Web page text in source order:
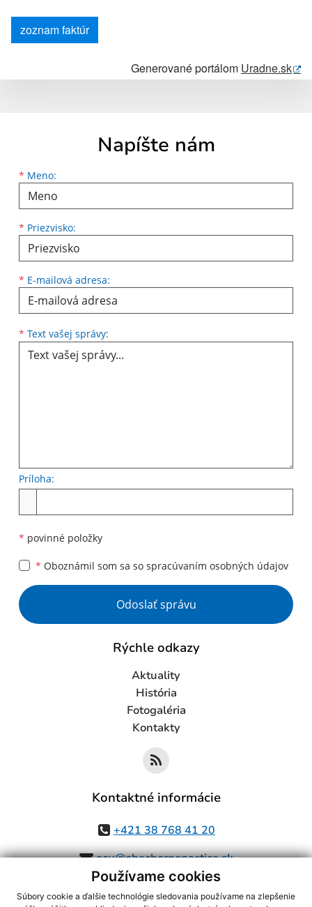
Používame cookies
Súbory cookie a ďalšie technológie sledovania používame na zlepšenie
zoznam faktúr
Generované portálom Uradne.sk
Napíšte nám
* Meno:
Meno
* Priezvisko:
Priezvisko
* E-mailová adresa:
E-mailová adresa
* Text vašej správy:
Príloha:
* povinné položky
* Oboznámil som sa so spracúvaním osobných údajov
Google reCaptcha Response
Odoslať správu
Rýchle odkazy
Aktuality
História
Fotogaléria
Kontakty
Kontaktné informácie
+421 38 768 41 20
ocu@obechornenastice.sk